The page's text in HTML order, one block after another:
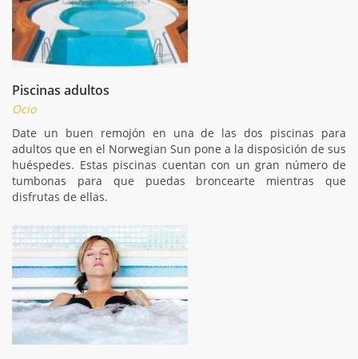
Piscinas adultos
Ocio
Date un buen remojón en una de las dos piscinas para
adultos que en el Norwegian Sun pone a la disposición de sus
huéspedes. Estas piscinas cuentan con un gran número de
tumbonas para que puedas broncearte mientras que
disfrutas de ellas.